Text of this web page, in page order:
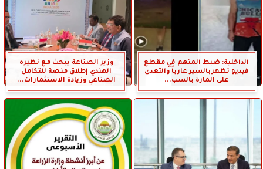
الداخلية: ضبط المتهم في مقطع
فيديو تظهربالسير عارياً والتعدى
على المارة بالسب...
وزير الصناعة يبحث مع نظيره
الهندي إطلاق منصة للتكامل
الصناعي وزيادة الاستثمارات...